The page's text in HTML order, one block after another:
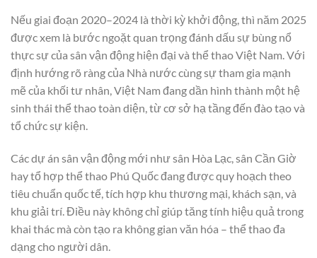
Nếu giai đoạn 2020–2024 là thời kỳ khởi động, thì năm 2025
được xem là bước ngoặt quan trọng đánh dấu sự bùng nổ
thực sự của sân vận động hiện đại và thể thao Việt Nam. Với
định hướng rõ ràng của Nhà nước cùng sự tham gia mạnh
mẽ của khối tư nhân, Việt Nam đang dần hình thành một hệ
sinh thái thể thao toàn diện, từ cơ sở hạ tầng đến đào tạo và
tổ chức sự kiện.
Các dự án sân vận động mới như sân Hòa Lạc, sân Cần Giờ
hay tổ hợp thể thao Phú Quốc đang được quy hoạch theo
tiêu chuẩn quốc tế, tích hợp khu thương mại, khách sạn, và
khu giải trí. Điều này không chỉ giúp tăng tính hiệu quả trong
khai thác mà còn tạo ra không gian văn hóa – thể thao đa
dạng cho người dân.